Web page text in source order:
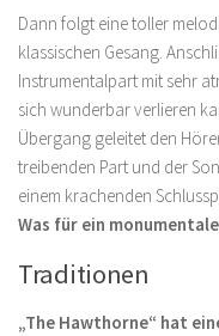
Dann folgt eine toller
klassischen Gesang.
Instrumentalpart mit sehr
sich wunderbar verlieren
Übergang geleitet den
treibenden Part und der
einem krachenden
Was für ein
Traditionen
„The Hawthorne“ hat